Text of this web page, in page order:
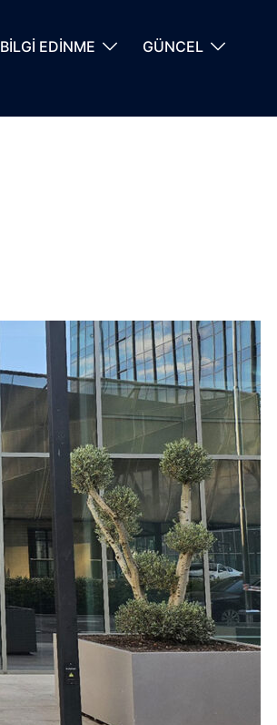
BİLGİ EDİNME
GÜNCEL